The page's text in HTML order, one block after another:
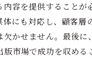
容を提供することが
にも対応し、顧客層
かせません。最後に
市場で成功を収める